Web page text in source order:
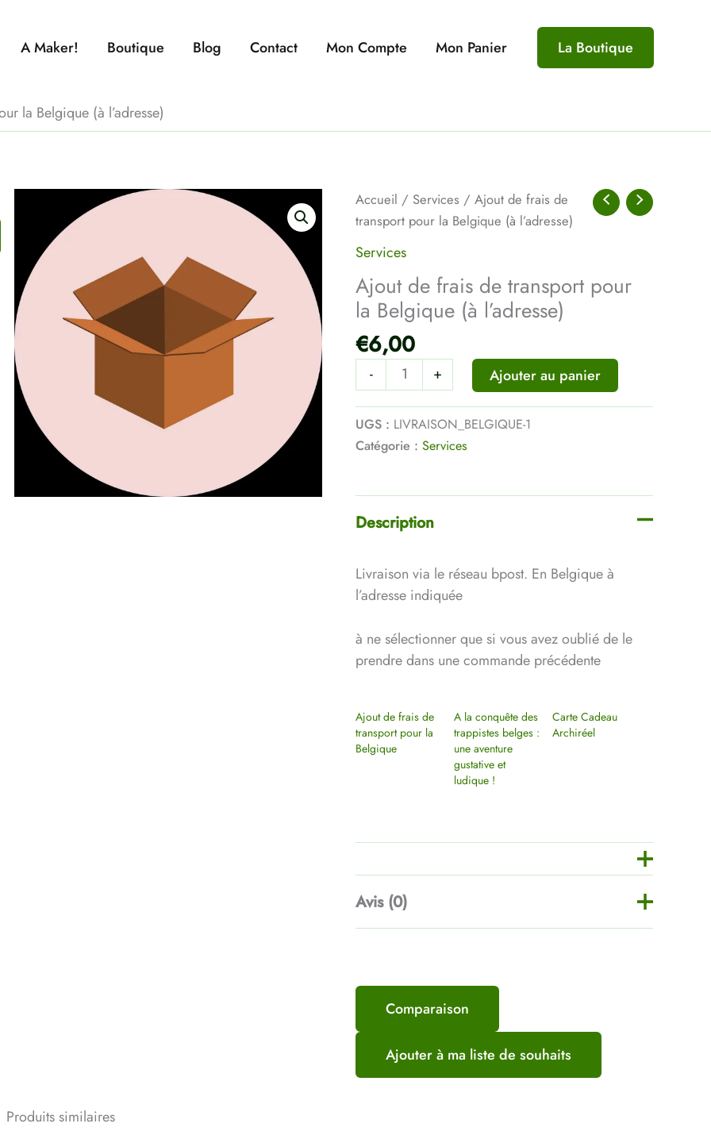
A Maker! Boutique Blog Contact Mon Compte Mon Panier La Boutique
la Belgique (à l’adresse)
Accueil / Services / Ajout de frais de
transport pour la Belgique (à l’adresse)
Services
Ajout de frais de transport pour
la Belgique (à l’adresse)
€6,00
-
quantité
de
de
frais
de
transport
pour
Belgique
(à
l'adresse)
+ Ajouter au panier
UGS : LIVRAISON_BELGIQUE-1
Catégorie :Services
Description
Livraison via le réseau bpost. En Belgique à
l’adresse indiquée
à ne sélectionner que si vous avez oublié de le
prendre dans une commande précédente
Ajout de frais de
transport pour la
Belgique
A la conquête des
trappistes belges :
une aventure
gustative et
ludique !
Carte Cadeau
Archiréel
Avis (0)
Soyez le premier à laisser
votre avis sur “Ajout de frais
de transport pour la Belgique
Comparaison
Ajouter à ma liste de souhaits
Produits similaires